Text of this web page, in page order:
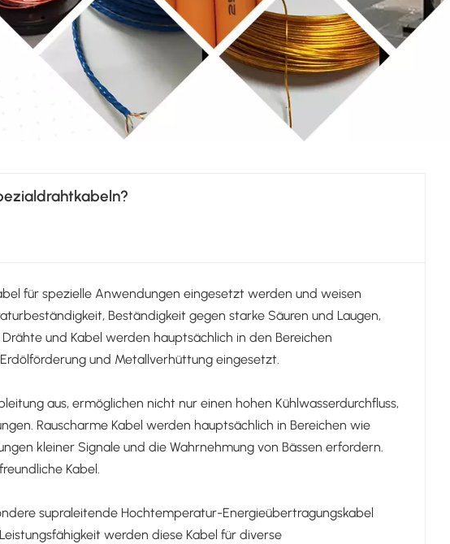
für spezielle Anwendungen eingesetzt werden und weisen
Beständigkeit gegen starke Säuren und Laugen,
und Kabel werden hauptsächlich in den Bereichen
und Metallverhüttung eingesetzt.
aus, ermöglichen nicht nur einen hohen Kühlwasserdurchfluss,
Rauscharme Kabel werden hauptsächlich in Bereichen wie
kleiner Signale und die Wahrnehmung von Bässen erfordern.
Kabel.
supraleitende Hochtemperatur-Energieübertragungskabel
werden diese Kabel für diverse